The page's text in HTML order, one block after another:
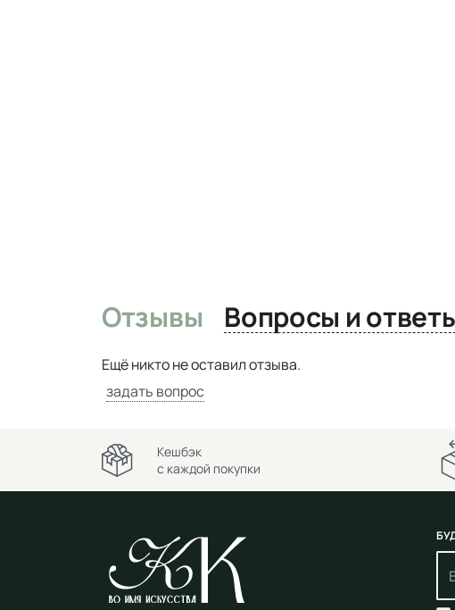
Отзывы Вопросы и
Ещё никто не оставил отзыва.
задать вопрос
Кешбэк
с каждой покупки